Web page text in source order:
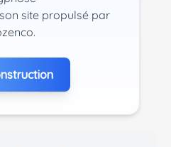
site propulsé par